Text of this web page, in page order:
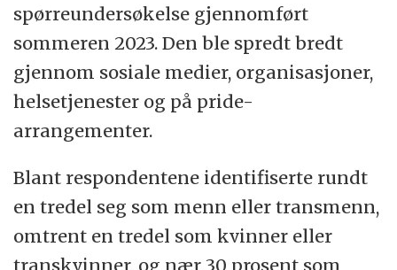
spørreundersøkelse gjennomført
sommeren 2023. Den ble spredt bredt
gjennom sosiale medier, organisasjoner,
helsetjenester og på pride-
arrangementer.
Blant respondentene identifiserte rundt
en tredel seg som menn eller transmenn,
omtrent en tredel som kvinner eller
transkvinner, og nær 30 prosent som